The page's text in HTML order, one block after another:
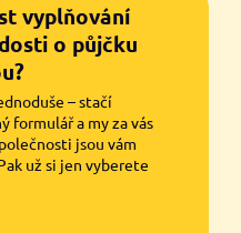
vyplňování
o půjčku
– stačí
formulář a my za vás
jsou vám
už si jen vyberete